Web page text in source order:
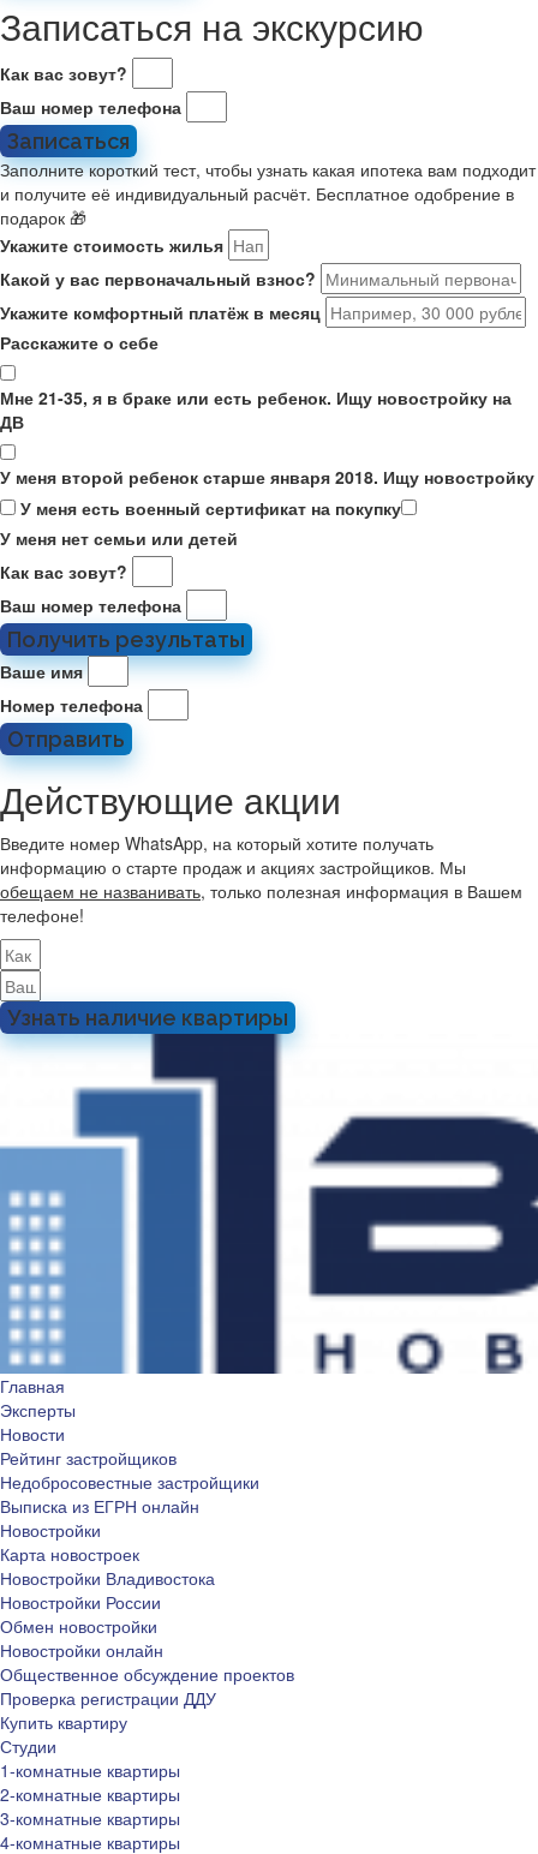
Записаться на экскурсию
Как вас зовут?
Ваш номер телефона
Записаться
Заполните короткий тест, чтобы узнать какая ипотека вам подходит
и получите её индивидуальный расчёт. Бесплатное одобрение в
подарок 🎁
Укажите стоимость жилья
Какой у вас первоначальный взнос?
Укажите комфортный платёж в месяц
Расскажите о себе
Мне 21-35, я в браке или есть ребенок. Ищу новостройку на
ДВ
У меня второй ребенок старше января 2018. Ищу новостройку
У меня есть военный сертификат на покупку
У меня нет семьи или детей
Как вас зовут?
Ваш номер телефона
Получить результаты
Ваше имя
Номер телефона
Отправить
Действующие акции
Введите номер WhatsApp, на который хотите получать
информацию о старте продаж и акциях застройщиков. Мы
обещаем не названивать, только полезная информация в Вашем
телефоне!
Узнать наличие квартиры
Главная
Эксперты
Новости
Рейтинг застройщиков
Недобросовестные застройщики
Выписка из ЕГРН онлайн
Новостройки
Карта новостроек
Новостройки Владивостока
Новостройки России
Обмен новостройки
Новостройки онлайн
Общественное обсуждение проектов
Проверка регистрации ДДУ
Купить квартиру
Студии
1-комнатные квартиры
2-комнатные квартиры
3-комнатные квартиры
4-комнатные квартиры